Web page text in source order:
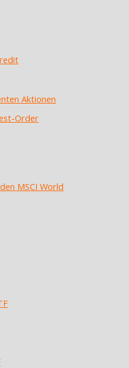
Aktionen
Order
MSCI World